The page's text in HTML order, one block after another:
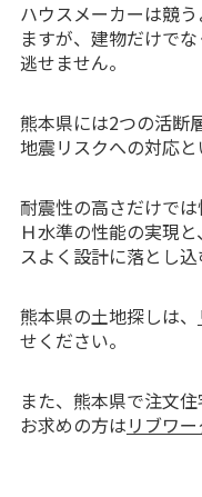
ハウスメーカーは競
ますが、建物だけで
逃せません。
熊本県には2つの活断
地震リスクへの対応と
耐震性の高さだけで
Ｈ水準の性能の実現
スよく設計に落とし込
熊本県の土地探しは、
せください。
また、熊本県で注文
お求めの方はリブワー